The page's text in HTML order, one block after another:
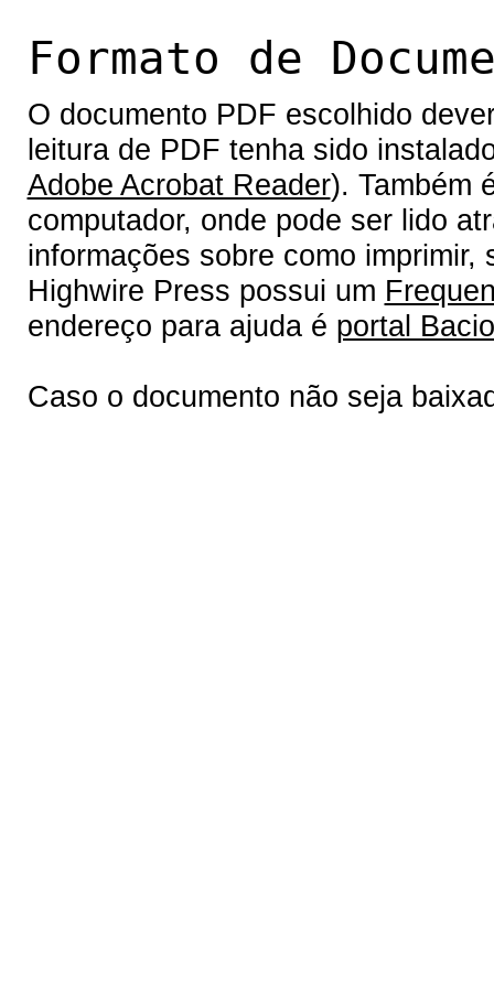
Formato de
O documento PDF escolhido
leitura de PDF tenha sido
Adobe Acrobat Reader). Também
computador, onde pode ser lido
informações sobre como
Highwire Press possui um
endereço para ajuda é portal
Caso o documento não seja